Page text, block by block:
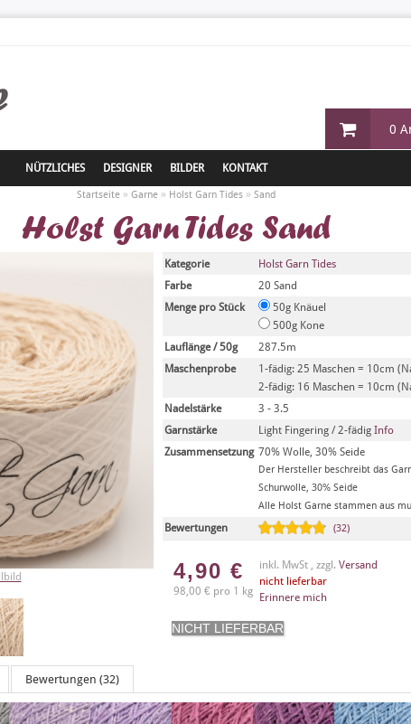
0
NÜTZLICHES DESIGNER BILDER KONTAKT
Startseite » Garne » Holst Garn Tides » Sand
Holst Garn Tides Sand
Kategorie
Holst Garn Tides
Farbe
20 Sand
Menge pro Stück
50g Knäuel
500g Kone
Lauflänge / 50g
287.5m
Maschenprobe
1-fädig: 25 Maschen = 10cm
2-fädig: 16 Maschen = 10cm
Nadelstärke
3 - 3.5
Garnstärke
Light Fingering / 2-fädig Info
Zusammensetzung 70% Wolle, 30% Seide
Der Hersteller beschreibt das
Schurwolle, 30% Seide
Alle Holst Garne stammen aus
Bewertungen (32)
4,90 €
98,00 € pro 1 kg
inkl. MwSt , zzgl. Versand
nicht lieferbar
Erinnere mich
Bewertungen (32)